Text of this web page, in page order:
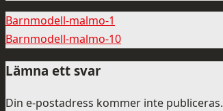
Barnmodell-malmo-1
Barnmodell-malmo-10
Lämna ett svar
Din e-postadress kommer inte publiceras.